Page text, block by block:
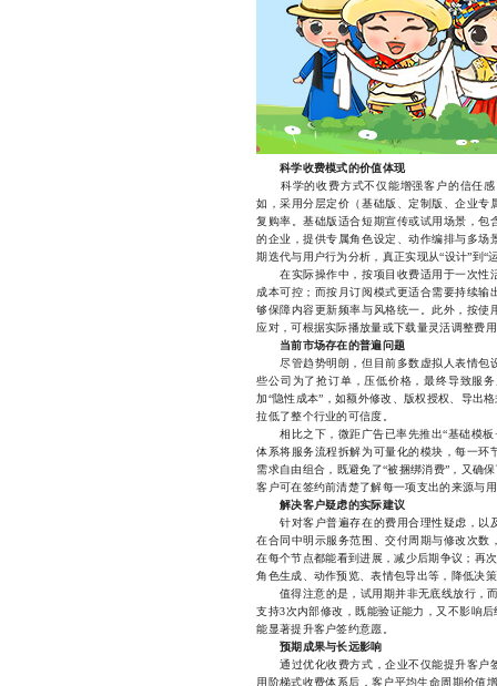
科学收费模式的价值体现
科学的收费方式不仅能增强客户的信任感
如，采用分层定价（基础版、定制版、企业
复购率。基础版适合短期宣传或试用场景，
的企业，提供专属角色设定、动作编排与多
期迭代与用户行为分析，真正实现从“设计”到“
在实际操作中，按项目收费适用于一次性
成本可控；而按月订阅模式更适合需要持续
够保障内容更新频率与风格统一。此外，按
应对，可根据实际播放量或下载量灵活调整费
当前市场存在的普遍问题
尽管趋势明朗，但目前多数虚拟人表情包
些公司为了抢订单，压低价格，最终导致服
加“隐性成本”，如额外修改、版权授权、导出
拉低了整个行业的可信度。
相比之下，微距广告已率先推出“基础模板
体系将服务流程拆解为可量化的模块，每一
需求自由组合，既避免了“被捆绑消费”，又确
客户可在签约前清楚了解每一项支出的来源与
解决客户疑虑的实际建议
针对客户普遍存在的费用合理性疑虑，以
在合同中明示服务范围、交付周期与修改次
在每个节点都能看到进展，减少后期争议；再
角色生成、动作预览、表情包导出等，降低决
值得注意的是，试用期并非无底线放行，而
支持3次内部修改，既能验证能力，又不影响
能显著提升客户签约意愿。
预期成果与长远影响
通过优化收费方式，企业不仅能提升客户
用阶梯式收费体系后，客户平均生命周期价值